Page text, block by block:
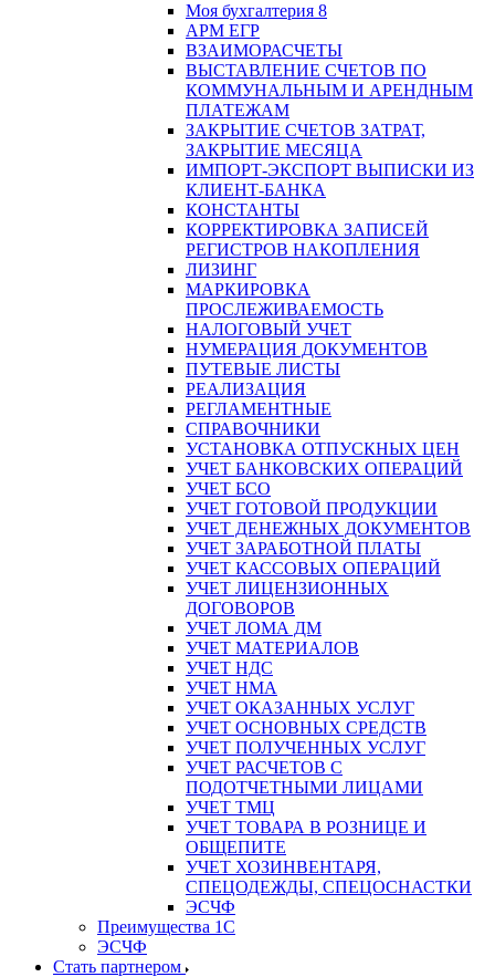
Моя бухгалтерия 8
АРМ ЕГР
ВЗАИМОРАСЧЕТЫ
ВЫСТАВЛЕНИЕ СЧЕТОВ ПО
КОММУНАЛЬНЫМ И АРЕНДНЫМ
ПЛАТЕЖАМ
ЗАКРЫТИЕ СЧЕТОВ ЗАТРАТ,
ЗАКРЫТИЕ МЕСЯЦА
ИМПОРТ-ЭКСПОРТ ВЫПИСКИ ИЗ
КЛИЕНТ-БАНКА
КОНСТАНТЫ
КОРРЕКТИРОВКА ЗАПИСЕЙ
РЕГИСТРОВ НАКОПЛЕНИЯ
ЛИЗИНГ
МАРКИРОВКА
ПРОСЛЕЖИВАЕМОСТЬ
НАЛОГОВЫЙ УЧЕТ
НУМЕРАЦИЯ ДОКУМЕНТОВ
ПУТЕВЫЕ ЛИСТЫ
РЕАЛИЗАЦИЯ
РЕГЛАМЕНТНЫЕ
СПРАВОЧНИКИ
УСТАНОВКА ОТПУСКНЫХ ЦЕН
УЧЕТ БАНКОВСКИХ ОПЕРАЦИЙ
УЧЕТ БСО
УЧЕТ ГОТОВОЙ ПРОДУКЦИИ
УЧЕТ ДЕНЕЖНЫХ ДОКУМЕНТОВ
УЧЕТ ЗАРАБОТНОЙ ПЛАТЫ
УЧЕТ КАССОВЫХ ОПЕРАЦИЙ
УЧЕТ ЛИЦЕНЗИОННЫХ
ДОГОВОРОВ
УЧЕТ ЛОМА ДМ
УЧЕТ МАТЕРИАЛОВ
УЧЕТ НДС
УЧЕТ НМА
УЧЕТ ОКАЗАННЫХ УСЛУГ
УЧЕТ ОСНОВНЫХ СРЕДСТВ
УЧЕТ ПОЛУЧЕННЫХ УСЛУГ
УЧЕТ РАСЧЕТОВ С
ПОДОТЧЕТНЫМИ ЛИЦАМИ
УЧЕТ ТМЦ
УЧЕТ ТОВАРА В РОЗНИЦЕ И
ОБЩЕПИТЕ
УЧЕТ ХОЗИНВЕНТАРЯ,
СПЕЦОДЕЖДЫ, СПЕЦОСНАСТКИ
ЭСЧФ
Преимущества 1С
ЭСЧФ
Стать партнером